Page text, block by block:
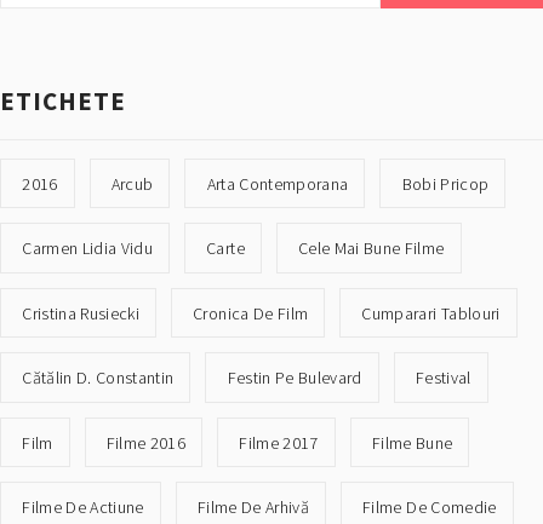
ETICHETE
2016 Arcub Arta Contemporana Bobi Pricop
Carmen Lidia Vidu Carte Cele Mai Bune Filme
Cristina Rusiecki Cronica De Film Cumparari Tablouri
Cătălin D. Constantin Festin Pe Bulevard Festival
Film Filme 2016 Filme 2017 Filme Bune
Filme De Actiune Filme De Arhivă Filme De Comedie